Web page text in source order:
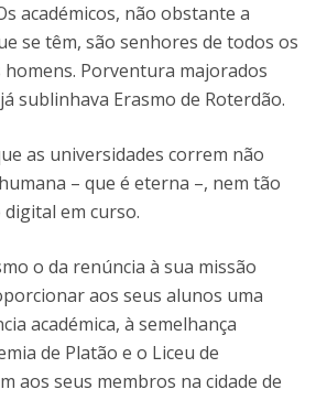
académicos, não obstante a
se têm, são senhores de todos os
Porventura majorados
sublinhava Erasmo de Roterdão.
as universidades correm não
– que é eterna –, nem tão
em curso.
o da renúncia à sua missão
aos seus alunos uma
académica, à semelhança
de Platão e o Liceu de
aos seus membros na cidade de